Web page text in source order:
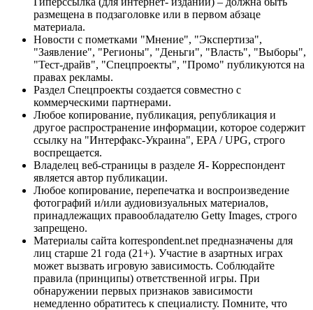
размещена в подзаголовке или в первом абзаце
материала.
Новости с пометками "Мнение", "Экспертиза",
"Заявление", "Регионы", "Деньги", "Власть", "Выборы",
"Тест-драйв", "Спецпроекты", "Промо" публикуются на
правах рекламы.
Раздел Спецпроекты создается совместно с
коммерческими партнерами.
Любое копирование, публикация, републикация и
другое распространение информации, которое содержит
ссылку на "Интерфакс-Украина", EPA / UPG, строго
воспрещается.
Владелец веб-страницы в разделе Я- Корреспондент
является автор публикации.
Любое копирование, перепечатка и воспроизведение
фотографий и/или аудиовизуальных материалов,
принадлежащих правообладателю Getty Images, строго
запрещено.
Материалы сайта korrespondent.net предназначены для
лиц старше 21 года (21+). Участие в азартных играх
может вызвать игровую зависимость. Соблюдайте
правила (принципы) ответственной игры. При
обнаружении первых признаков зависимости
немедленно обратитесь к специалисту. Помните, что